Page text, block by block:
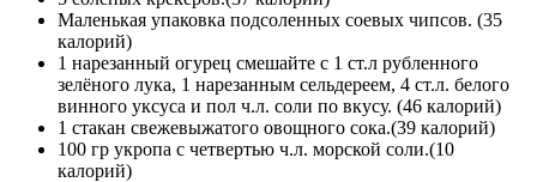
Маленькая упаковка подсоленных соевых чипсов. (35
калорий)
1 нарезанный огурец смешайте с 1 ст.л рубленного
зелёного лука, 1 нарезанным сельдереем, 4 ст.л. белого
винного уксуса и пол ч.л. соли по вкусу. (46 калорий)
1 стакан свежевыжатого овощного сока.(39 калорий)
100 гр укропа с четвертью ч.л. морской соли.(10
калорий)